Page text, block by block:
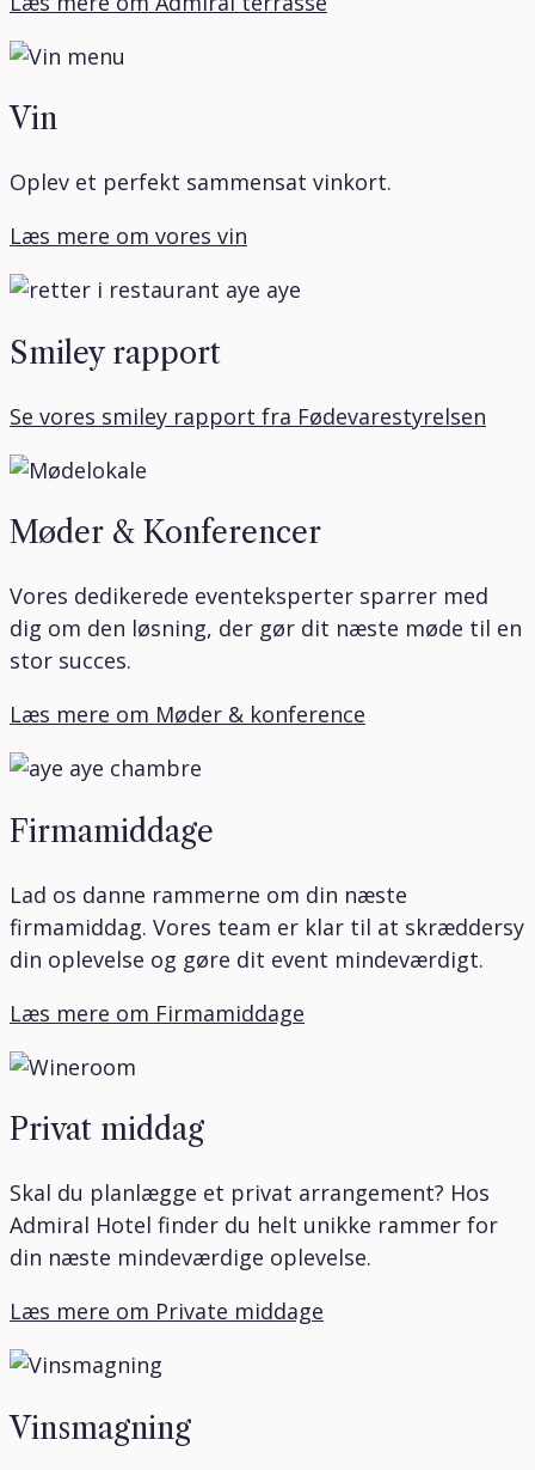
Vin
Oplev et perfekt sammensat vinkort.
Læs mere om vores vin
Smiley rapport
Se vores smiley rapport fra Fødevarestyrelsen
Møder & Konferencer
Vores dedikerede eventeksperter sparrer med
dig om den løsning, der gør dit næste møde til en
stor succes.
Læs mere om Møder & konference
Firmamiddage
Lad os danne rammerne om din næste
firmamiddag. Vores team er klar til at skræddersy
din oplevelse og gøre dit event mindeværdigt.
Læs mere om Firmamiddage
Privat middag
Skal du planlægge et privat arrangement? Hos
Admiral Hotel finder du helt unikke rammer for
din næste mindeværdige oplevelse.
Læs mere om Private middage
Vinsmagning